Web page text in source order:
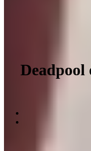
Deadpool